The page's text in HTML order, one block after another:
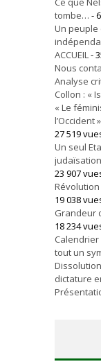
tombe… -
Un peuple
ACCUEIL-
Nous
Analyse
Collon : «
« Le
l’Occident
27 519
Un seul
23 907
19 038
Grandeur
18 234
Calendrier
tout un
dictature